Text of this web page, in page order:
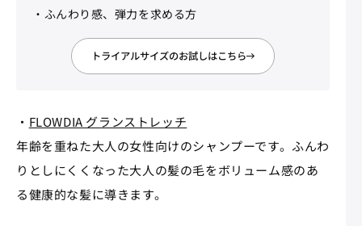
・ふんわり感、弾力を求める方
トライアルサイズのお試しはこちら
・ FLOWDIA グランストレッチ
年齢を重ねた大人の女性向けのシャンプーです。ふんわ
りとしにくくなった大人の髪の毛をボリューム感のあ
る健康的な髪に導きます。